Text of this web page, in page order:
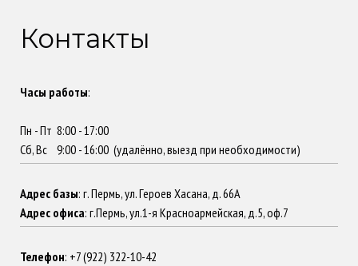
Контакты
Часы работы:
Пн - Пт 8:00 - 17:00
Сб, Вс 9:00 - 16:00 (удалённо, выезд при необходимости)
Адрес базы: г. Пермь, ул. Героев Хасана, д. 66А
Адрес офиса: г.Пермь, ул.1-я Красноармейская, д.5, оф.7
Телефон: +7 (922) 322-10-42